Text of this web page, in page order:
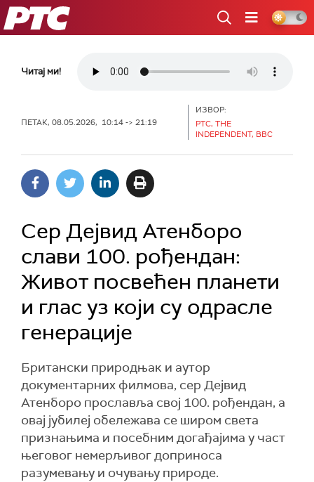
РТС
Читај ми!
ПЕТАК, 08.05.2026, 10:14 -> 21:19
ИЗВОР:
РТС, THE
INDEPENDENT, BBC
Сер Дејвид Атенборо
слави 100. рођендан:
Живот посвећен планети
и глас уз који су одрасле
генерације
Британски природњак и аутор
документарних филмова, сер Дејвид
Атенборо прославља свој 100. рођендан, а
овај јубилеј обележава се широм света
признањима и посебним догађајима у част
његовог немерљивог доприноса
разумевању и очувању природе.